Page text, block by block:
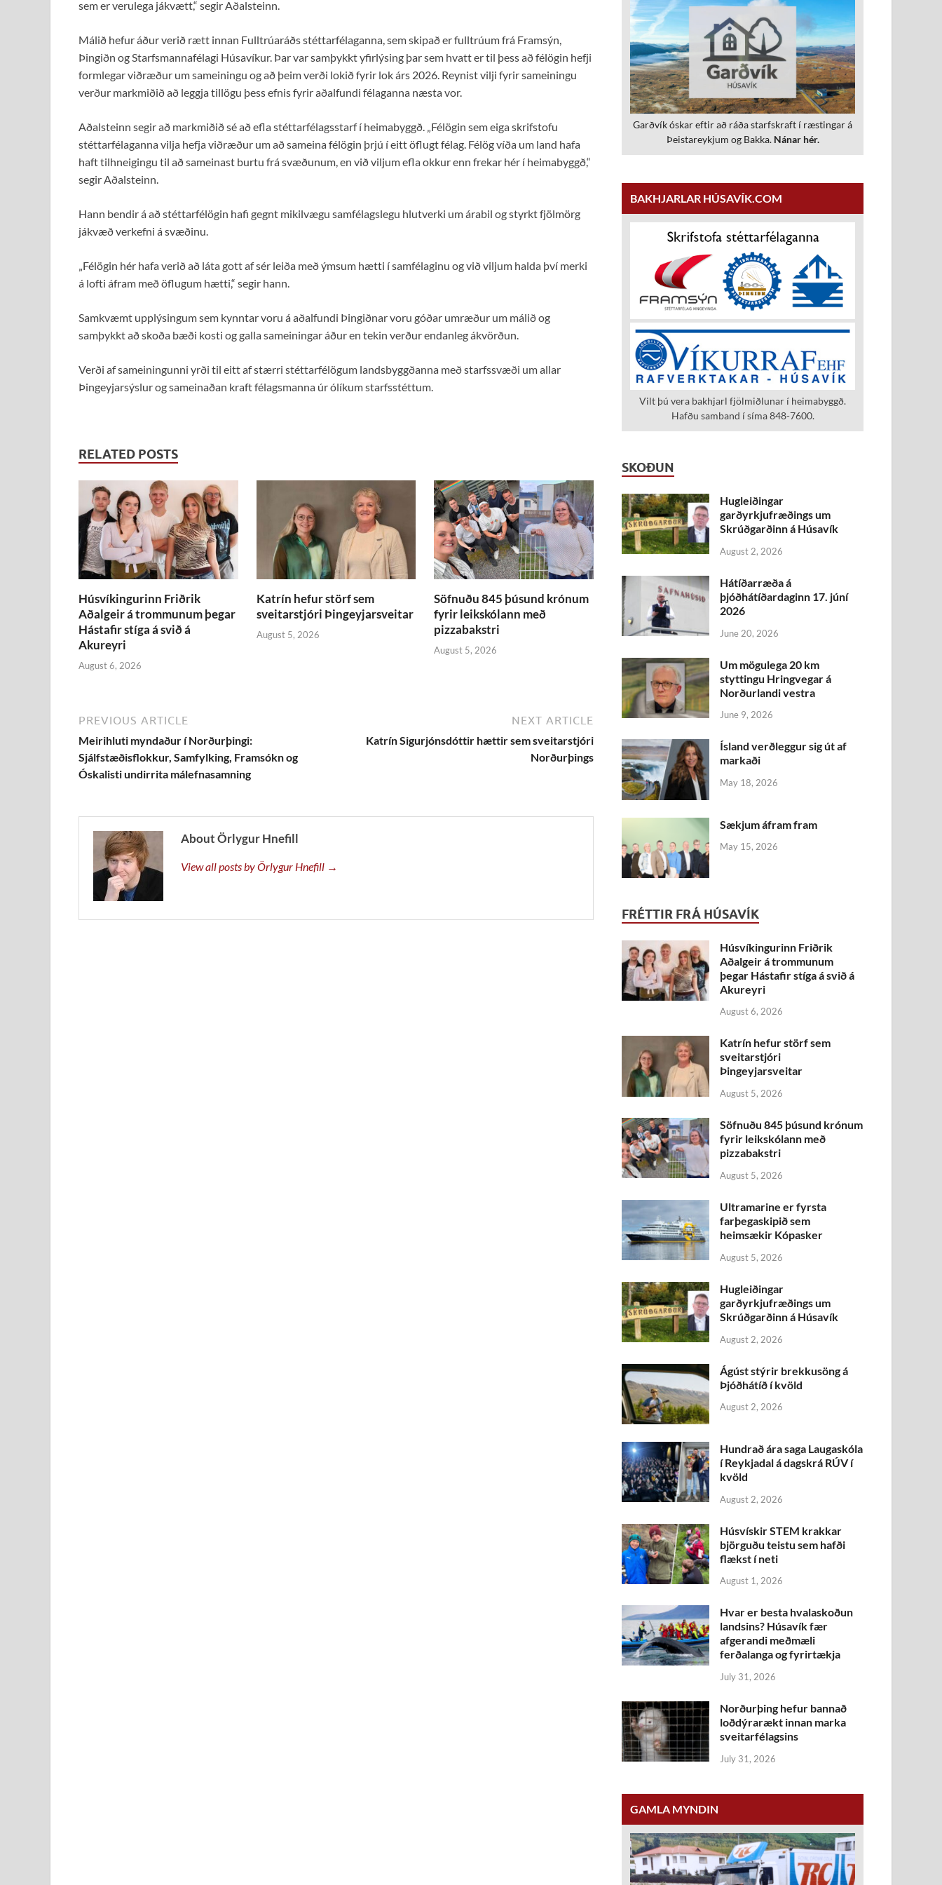
sem er verulega jákvætt,“ segir Aðalsteinn.
Málið hefur áður verið rætt innan Fulltrúaráðs stéttarfélaganna, sem skipað er fulltrúum frá Framsýn,
Þingiðn og Starfsmannafélagi Húsavíkur. Þar var samþykkt yfirlýsing þar sem hvatt er til þess að félögin hefji
formlegar viðræður um sameiningu og að þeim verði lokið fyrir lok árs 2026. Reynist vilji fyrir sameiningu
verður markmiðið að leggja tillögu þess efnis fyrir aðalfundi félaganna næsta vor.
Aðalsteinn segir að markmiðið sé að efla stéttarfélagsstarf í heimabyggð. „Félögin sem eiga skrifstofu
stéttarfélaganna vilja hefja viðræður um að sameina félögin þrjú í eitt öflugt félag. Félög víða um land hafa
haft tilhneigingu til að sameinast burtu frá svæðunum, en við viljum efla okkur enn frekar hér í heimabyggð,“
segir Aðalsteinn.
Hann bendir á að stéttarfélögin hafi gegnt mikilvægu samfélagslegu hlutverki um árabil og styrkt fjölmörg
jákvæð verkefni á svæðinu.
„Félögin hér hafa verið að láta gott af sér leiða með ýmsum hætti í samfélaginu og við viljum halda því merki
á lofti áfram með öflugum hætti,“ segir hann.
Samkvæmt upplýsingum sem kynntar voru á aðalfundi Þingiðnar voru góðar umræður um málið og
samþykkt að skoða bæði kosti og galla sameiningar áður en tekin verður endanleg ákvörðun.
Verði af sameiningunni yrði til eitt af stærri stéttarfélögum landsbyggðanna með starfssvæði um allar
Þingeyjarsýslur og sameinaðan kraft félagsmanna úr ólíkum starfsstéttum.
RELATED POSTS
Húsvíkingurinn Friðrik
Aðalgeir á trommunum þegar
Hástafir stíga á svið á
Akureyri
August 6, 2026
Katrín hefur störf sem
sveitarstjóri Þingeyjarsveitar
August 5, 2026
Söfnuðu 845 þúsund krónum
fyrir leikskólann með
pizzabakstri
August 5, 2026
PREVIOUS ARTICLE
Meirihluti myndaður í Norðurþingi:
Sjálfstæðisflokkur, Samfylking, Framsókn og
Óskalisti undirrita málefnasamning
NEXT ARTICLE
Katrín Sigurjónsdóttir hættir sem sveitarstjóri
Norðurþings
About Örlygur Hnefill
View all posts by Örlygur Hnefill →
Garðvík óskar eftir að ráða starfskraft í ræstingar á
Þeistareykjum og Bakka. Nánar hér.
BAKHJARLAR HÚSAVÍK.COM
Vilt þú vera bakhjarl fjölmiðlunar í heimabyggð.
Hafðu samband í síma 848-7600.
SKOÐUN
Hugleiðingar
garðyrkjufræðings um
Skrúðgarðinn á Húsavík
August 2, 2026
Hátíðarræða á
þjóðhátíðardaginn 17. júní
2026
June 20, 2026
Um mögulega 20 km
styttingu Hringvegar á
Norðurlandi vestra
June 9, 2026
Ís­land verð­leggur sig út af
markaði
May 18, 2026
Sækjum áfram fram
May 15, 2026
FRÉTTIR FRÁ HÚSAVÍK
Húsvíkingurinn Friðrik
Aðalgeir á trommunum
þegar Hástafir stíga á svið á
Akureyri
August 6, 2026
Katrín hefur störf sem
sveitarstjóri
Þingeyjarsveitar
August 5, 2026
Söfnuðu 845 þúsund krónum
fyrir leikskólann með
pizzabakstri
August 5, 2026
Ultramarine er fyrsta
farþegaskipið sem
heimsækir Kópasker
August 5, 2026
Hugleiðingar
garðyrkjufræðings um
Skrúðgarðinn á Húsavík
August 2, 2026
Ágúst stýrir brekkusöng á
Þjóðhátíð í kvöld
August 2, 2026
Hundrað ára saga Laugaskóla
í Reykjadal á dagskrá RÚV í
kvöld
August 2, 2026
Húsvískir STEM krakkar
björguðu teistu sem hafði
flækst í neti
August 1, 2026
Hvar er besta hvalaskoðun
landsins? Húsavík fær
afgerandi meðmæli
ferðalanga og fyrirtækja
July 31, 2026
Norðurþing hefur bannað
loðdýrarækt innan marka
sveitarfélagsins
July 31, 2026
GAMLA MYNDIN